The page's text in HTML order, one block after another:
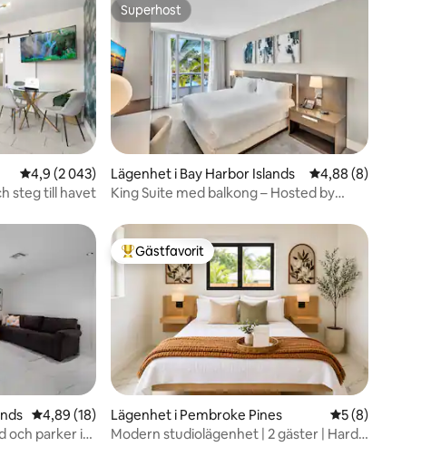
4,9 av 5 i genomsnittligt betyg, 2 043 omdömen
4,9 (2 043)
steg till havet
Superhost
Superhost
Lägenhet i Bay Harbor Islands 4,88 av 5 i
4,88 (8)
King Suite med balkong – Hosted by
4,89 av 5 i genomsnittligt betyg, 18 omdömen
4,89 (18)
och parker i
Populär gästfavorit
Gästfavorit
Lägenhet i Pembroke Pines 5 av 5 i
5 (8)
Modern studiolägenhet | 2 gäster | Hard